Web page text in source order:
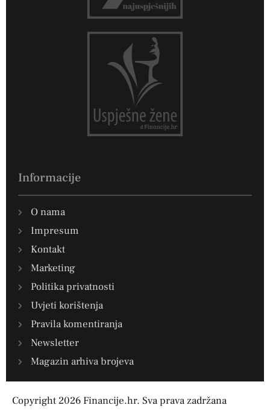
Informacije
O nama
Impresum
Kontakt
Marketing
Politika privatnosti
Uvjeti korištenja
Pravila komentiranja
Newsletter
Magazin arhiva brojeva
Copyright 2026 Financije.hr. Sva prava zadržana